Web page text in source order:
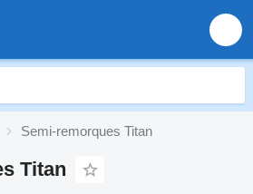
Semi-remorques Titan
Titan